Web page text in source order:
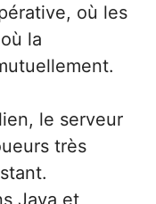
où les
la
le serveur
très
Java et